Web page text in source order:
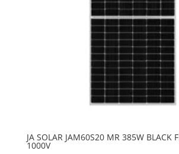
JA SOLAR JAM60S20 MR 385W BLACK
1000V